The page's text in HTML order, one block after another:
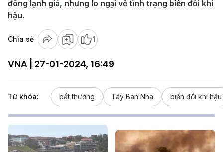
đông lạnh giá, nhưng lo ngại về tình trạng biến đổi khí
hậu.
Chia sẻ 1
VNA | 27-01-2024, 16:49
Từ khóa: bất thường Tây Ban Nha biến đổi khí hậu